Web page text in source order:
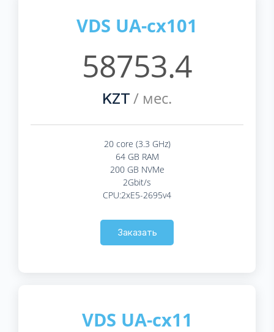
VDS UA-cx101
58753.4
KZT / мес.
20 core (3.3 GHz)
64 GB RAM
200 GB NVMe
2Gbit/s
CPU:2xE5-2695v4
Заказать
VDS UA-cx11